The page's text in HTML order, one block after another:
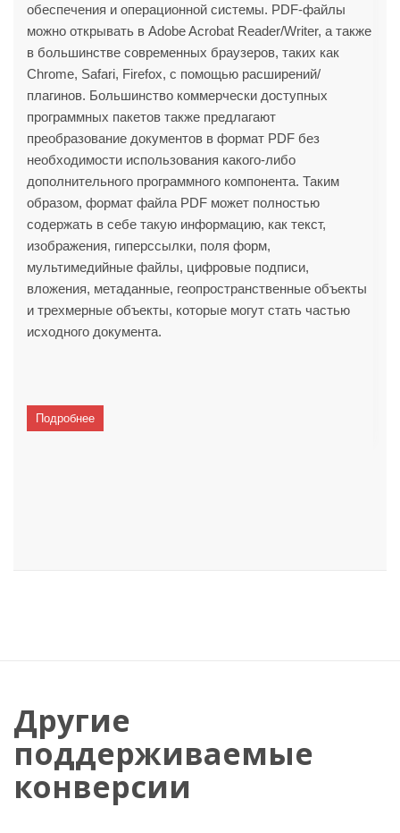
обеспечения и операционной системы. PDF-файлы
можно открывать в Adobe Acrobat Reader/Writer, а также
в большинстве современных браузеров, таких как
Chrome, Safari, Firefox, с помощью расширений/
плагинов. Большинство коммерчески доступных
программных пакетов также предлагают
преобразование документов в формат PDF без
необходимости использования какого-либо
дополнительного программного компонента. Таким
образом, формат файла PDF может полностью
содержать в себе такую информацию, как текст,
изображения, гиперссылки, поля форм,
мультимедийные файлы, цифровые подписи,
вложения, метаданные, геопространственные объекты
и трехмерные объекты, которые могут стать частью
исходного документа.
Подробнее
Другие
поддерживаемые
конверсии